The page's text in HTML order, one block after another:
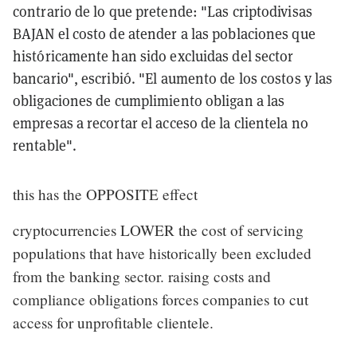
contrario de lo que pretende: "Las criptodivisas
BAJAN el costo de atender a las poblaciones que
históricamente han sido excluidas del sector
bancario", escribió. "El aumento de los costos y las
obligaciones de cumplimiento obligan a las
empresas a recortar el acceso de la clientela no
rentable".
this has the OPPOSITE effect
cryptocurrencies LOWER the cost of servicing
populations that have historically been excluded
from the banking sector. raising costs and
compliance obligations forces companies to cut
access for unprofitable clientele.